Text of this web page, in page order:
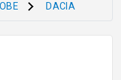
DACIA